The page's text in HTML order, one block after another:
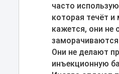
часто
которая течёт
кажется, они не
Они не делают
инъекционную